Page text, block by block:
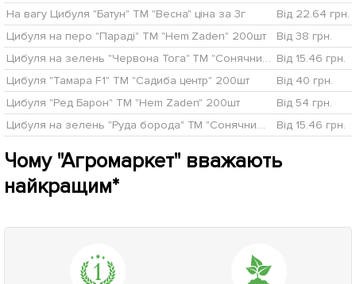
На вагу Цибуля "Батун" ТМ "Весна" ціна за 3г
Від 22.64 грн.
Цибуля на перо "Параді" ТМ "Hem Zaden" 200шт
Від 38 грн.
Цибуля на зелень "Червона Тога" ТМ "Сонячний березень" 300шт Від 15.46 грн.
Цибуля "Тамара F1" ТМ "Садиба центр" 200шт
Від 40 грн.
Цибуля "Ред Барон" ТМ "Hem Zaden" 200шт
Від 54 грн.
Цибуля на зелень "Руда борода" ТМ "Сонячний березень" 300шт
Від 15.46 грн.
Чому "Агромаркет" вважають
найкращим*